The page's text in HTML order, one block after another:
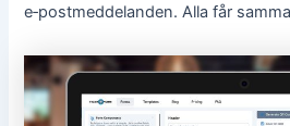
e‑postmeddelanden. Alla får